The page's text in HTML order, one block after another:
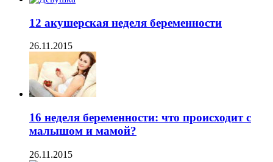
12 акушерская неделя беременности
26.11.2015
16 неделя беременности: что происходит с
малышом и мамой?
26.11.2015